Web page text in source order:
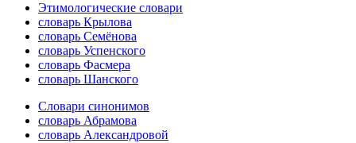
Этимологические словари
словарь Крылова
словарь Семёнова
словарь Успенского
словарь Фасмера
словарь Шанского
Словари синонимов
словарь Абрамова
словарь Александровой